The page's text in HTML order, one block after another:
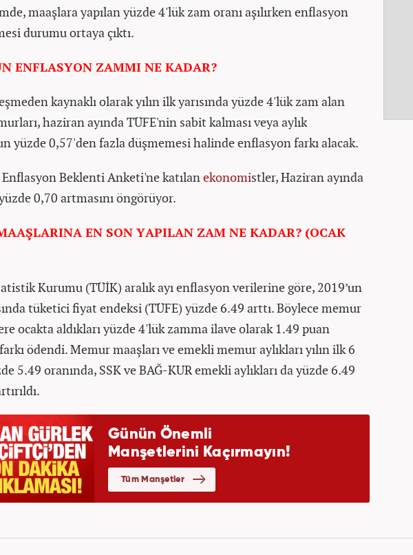
maaşlara yapılan yüzde 4'lük zam oranı aşılırken enflasyon
durumu ortaya çıktı.
ENFLASYON ZAMMI NE KADAR?
kaynaklı olarak yılın ilk yarısında yüzde 4'lük zam alan
haziran ayında TÜFE'nin sabit kalması veya aylık
yüzde 0,57'den fazla düşmemesi halinde enflasyon farkı alacak.
Beklenti Anketi'ne katılanekonomistler, Haziran ayında
0,70 artmasını öngörüyor.
EN SON YAPILAN ZAM NE KADAR? (OCAK
Kurumu (TÜİK) aralık ayı enflasyon verilerine göre, 2019’un
tüketici fiyat endeksi (TÜFE) yüzde 6.49 arttı. Böylece memur
ocakta aldıkları yüzde 4'lük zamma ilave olarak 1.49 puan
ödendi. Memur maaşları ve emekli memur aylıkları yılın ilk 6
5.49 oranında, SSK ve BAĞ-KUR emekli aylıkları da yüzde 6.49